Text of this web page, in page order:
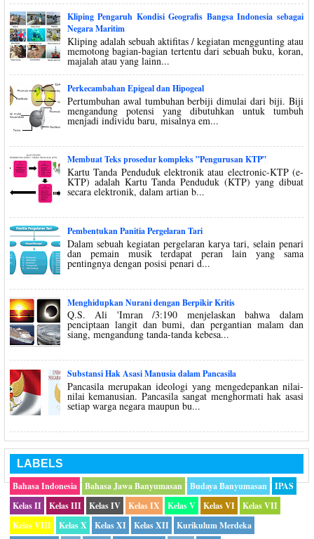
Kliping Pengaruh Kondisi Geografis Bangsa Indonesia sebagai
Negara Maritim
Kliping adalah sebuah aktifitas / kegiatan menggunting atau
memotong bagian-bagian tertentu dari sebuah buku, koran,
majalah atau yang lainn...
Perkecambahan Epigeal dan Hipogeal
Pertumbuhan awal tumbuhan berbiji dimulai dari biji. Biji
mengandung potensi yang dibutuhkan untuk tumbuh
menjadi individu baru, misalnya em...
Membuat Teks prosedur kompleks ”Pengurusan KTP”
Kartu Tanda Penduduk elektronik atau electronic-KTP (e-
KTP) adalah Kartu Tanda Penduduk (KTP) yang dibuat
secara elektronik, dalam artian b...
Pembentukan Panitia Pergelaran Tari
Dalam sebuah kegiatan pergelaran karya tari, selain penari
dan pemain musik terdapat peran lain yang sama
pentingnya dengan posisi penari d...
Menghidupkan Nurani dengan Berpikir Kritis
Q.S. Ali 'Imran /3:190 menjelaskan bahwa dalam
penciptaan langit dan bumi, dan pergantian malam dan
siang, mengandung tanda-tanda kebesa...
Substansi Hak Asasi Manusia dalam Pancasila
Pancasila merupakan ideologi yang mengedepankan nilai-
nilai kemanusian. Pancasila sangat menghormati hak asasi
setiap warga negara maupun bu...
LABELS
Bahasa Indonesia
Bahasa Jawa Banyumasan Budaya Banyumasan
IPAS
Kelas II
Kelas III Kelas IV Kelas IX Kelas V Kelas VI
Kelas VII
Kelas VIII
Kelas X Kelas XI Kelas XII Kurikulum Merdeka